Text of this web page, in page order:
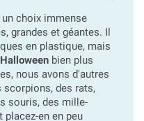
choix immense
grandes et géantes. Il
en plastique, mais
bien plus
nous avons d'autres
des rats,
souris, des mille-
en en peu